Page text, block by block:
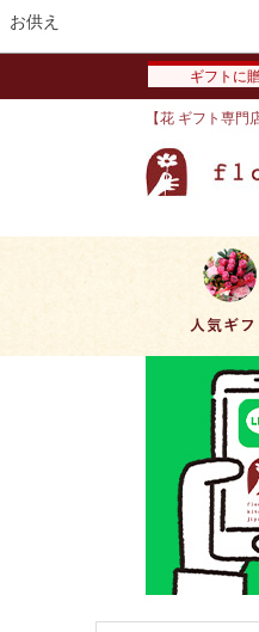
お供え
ギフトに
【花 ギフト専